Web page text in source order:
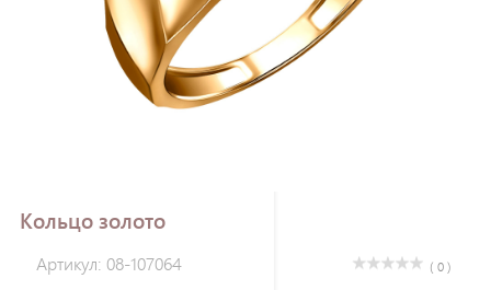
Кольцо золото
Артикул: 08-107064 ( 0 )
Зарегистрироваться